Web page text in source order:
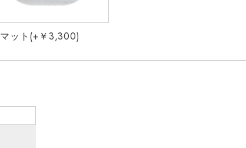
マット(+￥3,300)